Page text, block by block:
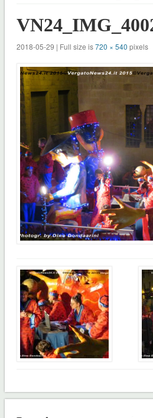
2018-05-29 | Full size is720 × 540 pixels